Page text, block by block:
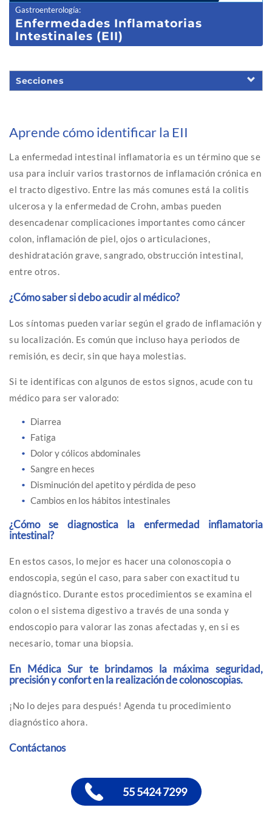
Gastroenterología:
Enfermedades Inflamatorias
Intestinales (EII)
Secciones
Aprende cómo identificar la EII
La enfermedad intestinal inflamatoria es un término que se
usa para incluir varios trastornos de inflamación crónica en
el tracto digestivo. Entre las más comunes está la colitis
ulcerosa y la enfermedad de Crohn, ambas pueden
desencadenar complicaciones importantes como cáncer
colon, inflamación de piel, ojos o articulaciones,
deshidratación grave, sangrado, obstrucción intestinal,
entre otros.
¿Cómo saber si debo acudir al médico?
Los síntomas pueden variar según el grado de inflamación y
su localización. Es común que incluso haya periodos de
remisión, es decir, sin que haya molestias.
Si te identificas con algunos de estos signos, acude con tu
médico para ser valorado:
Diarrea
Fatiga
Dolor y cólicos abdominales
Sangre en heces
Disminución del apetito y pérdida de peso
Cambios en los hábitos intestinales
¿Cómo se diagnostica la enfermedad inflamatoria
intestinal?
En estos casos, lo mejor es hacer una colonoscopia o
endoscopia, según el caso, para saber con exactitud tu
diagnóstico. Durante estos procedimientos se examina el
colon o el sistema digestivo a través de una sonda y
endoscopio para valorar las zonas afectadas y, en si es
necesario, tomar una biopsia.
En Médica Sur te brindamos la máxima seguridad,
precisión y confort en la realización de colonoscopias.
¡No lo dejes para después! Agenda tu procedimiento
diagnóstico ahora.
Contáctanos
55 5424 7299